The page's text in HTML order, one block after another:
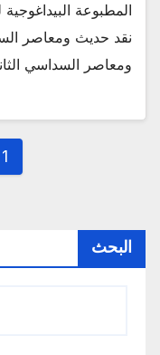
ومعاصر السداسي
1
البحث